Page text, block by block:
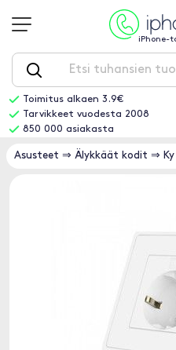
iPhone-
Toimitus alkaen 3.9€
Tarvikkeet vuodesta 2008
850 000 asiakasta
Asusteet ⇒ Älykkäät kodit ⇒